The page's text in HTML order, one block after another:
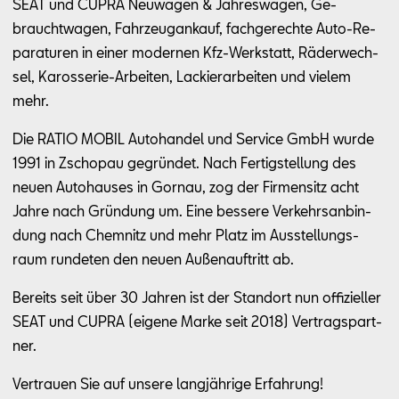
SEAT und CUP­RA Neu­wa­gen & Jah­res­wa­gen, Ge­
braucht­wa­gen, Fahr­zeug­an­kauf, fach­ge­rech­te Auto-Re­
pa­ra­tu­ren in ei­ner mo­der­nen Kfz-Werk­statt, Rä­der­wech­
sel, Ka­ros­se­rie-Ar­bei­ten, La­ckier­ar­bei­ten und vie­lem
mehr.
Die RA­TIO MO­BIL Au­to­han­del und Ser­vice GmbH wur­de
1991 in Zscho­pau ge­grün­det. Nach Fer­tig­stel­lung des
neu­en Au­to­hau­ses in Gornau, zog der Fir­men­sitz acht
Jah­re nach Grün­dung um. Eine bes­se­re Ver­kehrs­an­bin­
dung nach Chem­nitz und mehr Platz im Aus­stel­lungs­
raum run­de­ten den neu­en Au­ßen­auf­tritt ab.
Be­reits seit über 30 Jah­ren ist der Stand­ort nun of­fi­zi­el­ler
SEAT und CUP­RA (ei­ge­ne Mar­ke seit 2018) Ver­trags­part­
ner.
Ver­trau­en Sie auf un­se­re lang­jäh­ri­ge Er­fah­rung!